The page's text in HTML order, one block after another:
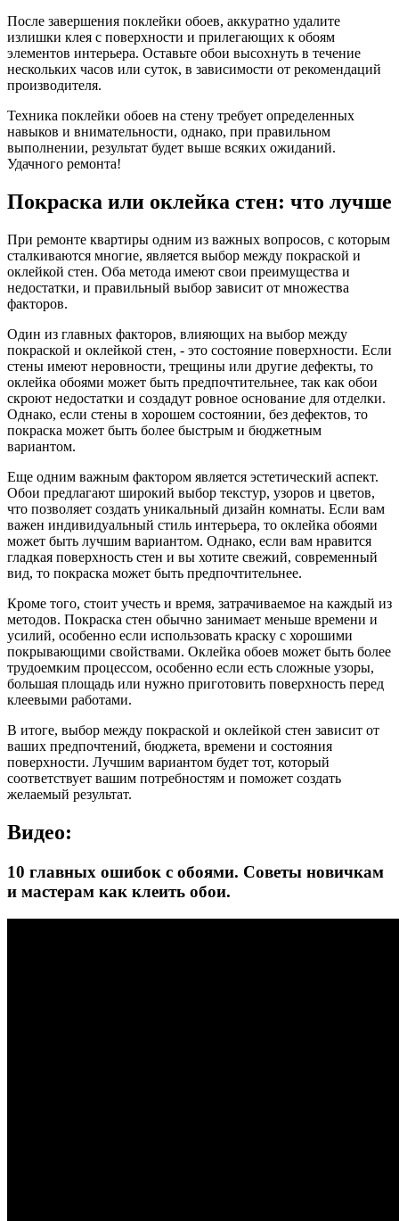
После завершения поклейки обоев, аккуратно удалите
излишки клея с поверхности и прилегающих к обоям
элементов интерьера. Оставьте обои высохнуть в течение
нескольких часов или суток, в зависимости от рекомендаций
производителя.
Техника поклейки обоев на стену требует определенных
навыков и внимательности, однако, при правильном
выполнении, результат будет выше всяких ожиданий.
Удачного ремонта!
Покраска или оклейка стен: что лучше
При ремонте квартиры одним из важных вопросов, с которым
сталкиваются многие, является выбор между покраской и
оклейкой стен. Оба метода имеют свои преимущества и
недостатки, и правильный выбор зависит от множества
факторов.
Один из главных факторов, влияющих на выбор между
покраской и оклейкой стен, - это состояние поверхности. Если
стены имеют неровности, трещины или другие дефекты, то
оклейка обоями может быть предпочтительнее, так как обои
скроют недостатки и создадут ровное основание для отделки.
Однако, если стены в хорошем состоянии, без дефектов, то
покраска может быть более быстрым и бюджетным
вариантом.
Еще одним важным фактором является эстетический аспект.
Обои предлагают широкий выбор текстур, узоров и цветов,
что позволяет создать уникальный дизайн комнаты. Если вам
важен индивидуальный стиль интерьера, то оклейка обоями
может быть лучшим вариантом. Однако, если вам нравится
гладкая поверхность стен и вы хотите свежий, современный
вид, то покраска может быть предпочтительнее.
Кроме того, стоит учесть и время, затрачиваемое на каждый из
методов. Покраска стен обычно занимает меньше времени и
усилий, особенно если использовать краску с хорошими
покрывающими свойствами. Оклейка обоев может быть более
трудоемким процессом, особенно если есть сложные узоры,
большая площадь или нужно приготовить поверхность перед
клеевыми работами.
В итоге, выбор между покраской и оклейкой стен зависит от
ваших предпочтений, бюджета, времени и состояния
поверхности. Лучшим вариантом будет тот, который
соответствует вашим потребностям и поможет создать
желаемый результат.
Видео:
10 главных ошибок с обоями. Советы новичкам
и мастерам как клеить обои.